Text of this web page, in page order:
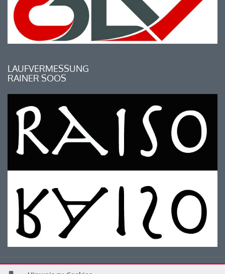
LAUFVERMESSUNG
RAINER SOOS